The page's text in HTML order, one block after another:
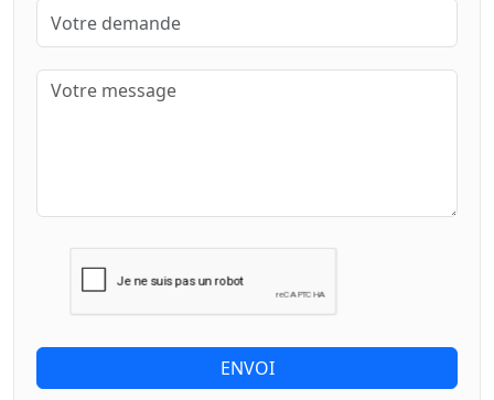
ENVOI